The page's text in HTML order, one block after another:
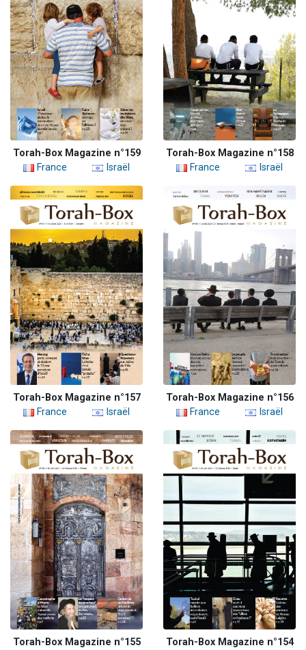
Torah-Box Magazine n°159
France
Israël
Torah-Box Magazine n°158
France
Israël
Torah-Box Magazine n°157
France
Israël
Torah-Box Magazine n°156
France
Israël
Torah-Box Magazine n°155
Torah-Box Magazine n°154